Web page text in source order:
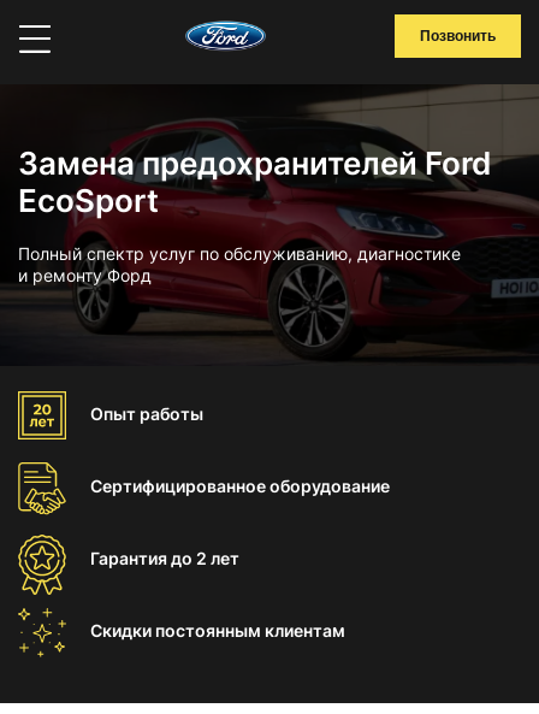
Позвонить
Замена предохранителей Ford
EcoSport
Полный спектр услуг по обслуживанию, диагностике
и ремонту Форд
Опыт работы
Сертифицированноеоборудование
Гарантиядо 2 лет
Скидки постоянным клиентам